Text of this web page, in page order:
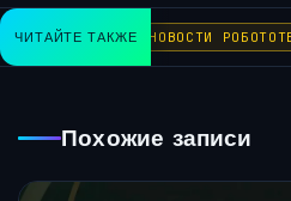
ЧИТАЙТЕ ТАКЖЕНОВОСТИ
Похожие записи